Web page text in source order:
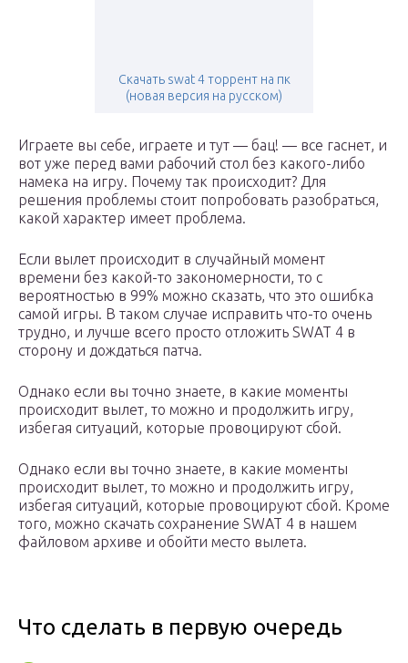
Скачать swat 4 торрент на пк
(новая версия на русском)
Играете вы себе, играете и тут — бац! — все гаснет, и
вот уже перед вами рабочий стол без какого-либо
намека на игру. Почему так происходит? Для
решения проблемы стоит попробовать разобраться,
какой характер имеет проблема.
Если вылет происходит в случайный момент
времени без какой-то закономерности, то с
вероятностью в 99% можно сказать, что это ошибка
самой игры. В таком случае исправить что-то очень
трудно, и лучше всего просто отложить SWAT 4 в
сторону и дождаться патча.
Однако если вы точно знаете, в какие моменты
происходит вылет, то можно и продолжить игру,
избегая ситуаций, которые провоцируют сбой.
Однако если вы точно знаете, в какие моменты
происходит вылет, то можно и продолжить игру,
избегая ситуаций, которые провоцируют сбой. Кроме
того, можно скачать сохранение SWAT 4 в нашем
файловом архиве и обойти место вылета.
Что сделать в первую очередь